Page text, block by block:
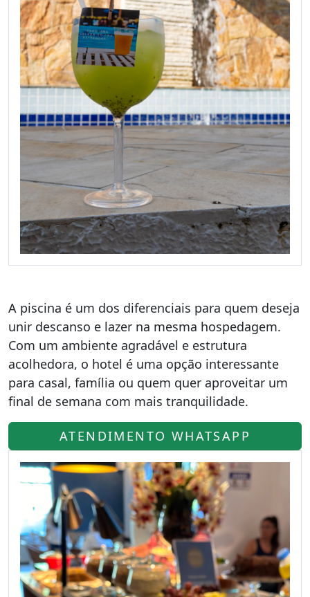
A piscina é um dos diferenciais para quem deseja
unir descanso e lazer na mesma hospedagem.
Com um ambiente agradável e estrutura
acolhedora, o hotel é uma opção interessante
para casal, família ou quem quer aproveitar um
final de semana com mais tranquilidade.
ATENDIMENTO WHATSAPP